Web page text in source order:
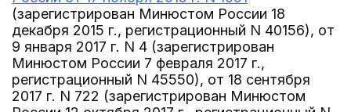
(зарегистрирован Минюстом России 18
декабря 2015 г., регистрационный N 40156), от
9 января 2017 г. N 4 (зарегистрирован
Минюстом России 7 февраля 2017 г.,
регистрационный N 45550), от 18 сентября
2017 г. N 722 (зарегистрирован Минюстом